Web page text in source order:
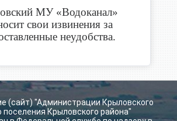
МУ «Водоканал»
свои извинения за
неудобства.
(сайт) "Администрации Крыловского
поселения Крыловского района"